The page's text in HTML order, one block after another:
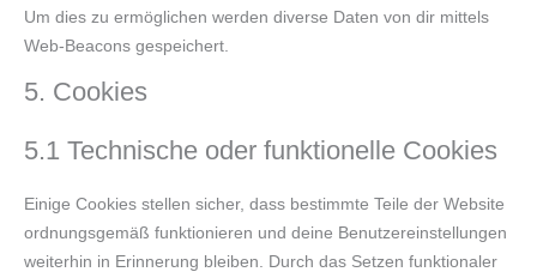
Um dies zu ermöglichen werden diverse Daten von dir mittels
Web-Beacons gespeichert.
5. Cookies
5.1 Technische oder funktionelle Cookies
Einige Cookies stellen sicher, dass bestimmte Teile der Website
ordnungsgemäß funktionieren und deine Benutzereinstellungen
weiterhin in Erinnerung bleiben. Durch das Setzen funktionaler